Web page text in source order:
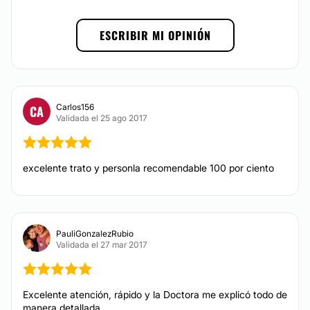
Posibilidad de videoconsulta:
Prótesis dentales
Desde $ 120.000 hasta $ 160.000
Bruxismo
Ortodoncia invisible
Desde $ 380.000
TRATAMIENTOS DE BELLEZA
Peeling
Micropigmentación
Radiofrecuencia
ESCRIBIR MI OPINIÓN
CA
Carlos156
Validada el 25 ago 2017
excelente trato y personla recomendable 100 por ciento
PauliGonzalezRubio
Validada el 27 mar 2017
Excelente atención, rápido y la Doctora me explicó todo de
manera detallada.